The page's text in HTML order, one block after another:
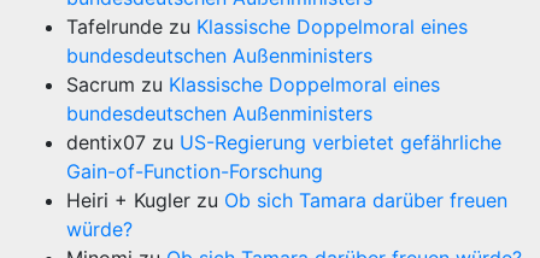
Tafelrunde zu Klassische Doppelmoral eines
bundesdeutschen Außenministers
Sacrum zu Klassische Doppelmoral eines
bundesdeutschen Außenministers
dentix07 zu US-Regierung verbietet gefährliche
Gain-of-Function-Forschung
Heiri + Kugler zu Ob sich Tamara darüber freuen
würde?